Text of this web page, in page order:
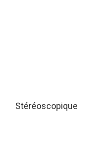
stéréoscopique